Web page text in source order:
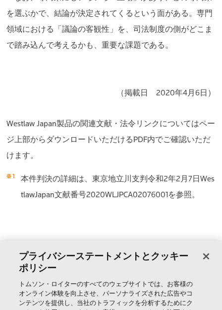
を選ぶかで、結論が決定されてくるという面がある。専門
領域における「議論の客観性」を、司法制度の側がどこま
で踏み込んで考えるかも、重要な課題である。
（掲載日 2020年4月6日）
Westlaw Japan製品の関連文献・法令リンクについてはペー
ジ上部からダウンロードいただけるPDF内でご確認いただ
けます。
本件判決の詳細は、東京地立川支判令和2年2月7日Wes
tlawJapan文献番号2020WLJPCA02076001を参照。
判例コラムアーカイブ一覧
製品＆サービス
プライバシーステートメントとクッキー
ポリシー
トムソン・ロイターのすべてのウェブサイトでは、お客様の
オンライン体験を向上させ、パーソナライズされた広告やコ
ンテンツを提供し、当社のトラフィックを分析するためにク